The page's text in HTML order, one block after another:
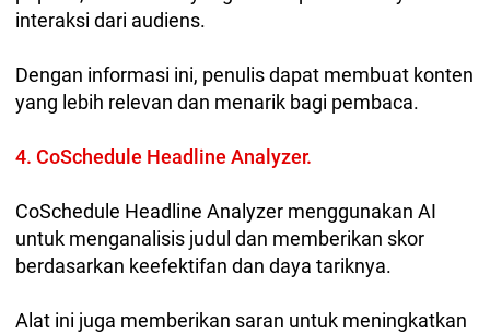
interaksi dari audiens.
Dengan informasi ini, penulis dapat membuat konten
yang lebih relevan dan menarik bagi pembaca.
4. CoSchedule Headline Analyzer.
CoSchedule Headline Analyzer menggunakan AI
untuk menganalisis judul dan memberikan skor
berdasarkan keefektifan dan daya tariknya.
Alat ini juga memberikan saran untuk meningkatkan